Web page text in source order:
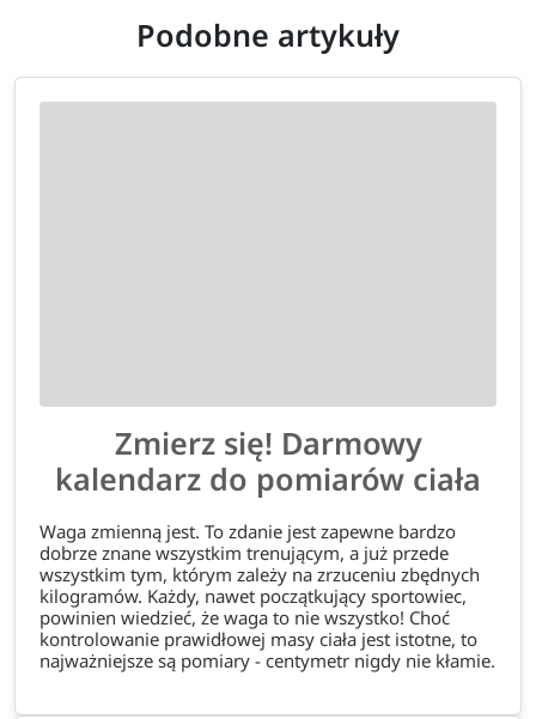
Podobne artykuły
Zmierz się! Darmowy
kalendarz do pomiarów ciała
Waga zmienną jest. To zdanie jest zapewne bardzo
dobrze znane wszystkim trenującym, a już przede
wszystkim tym, którym zależy na zrzuceniu zbędnych
kilogramów. Każdy, nawet początkujący sportowiec,
powinien wiedzieć, że waga to nie wszystko! Choć
kontrolowanie prawidłowej masy ciała jest istotne, to
najważniejsze są pomiary - centymetr nigdy nie kłamie.